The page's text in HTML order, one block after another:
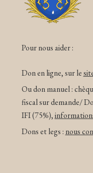
Pour nous aider :
Don en ligne, sur le
Ou don manuel :
fiscal sur demande/
IFI (75%),
Dons et legs : nous